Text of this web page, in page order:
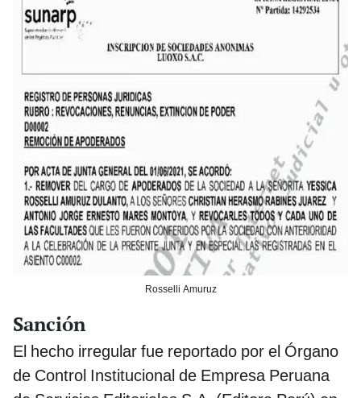
Rosselli Amuruz
Sanción
El hecho irregular fue reportado por el Órgano
de Control Institucional de Empresa Peruana